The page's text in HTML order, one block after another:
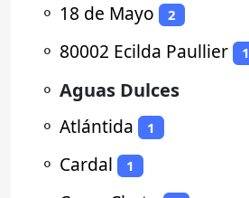
⚬ 18 de Mayo 2
⚬ 80002 Ecilda Paullier 1
⚬ Aguas Dulces
⚬ Atlántida 1
⚬ Cardal 1